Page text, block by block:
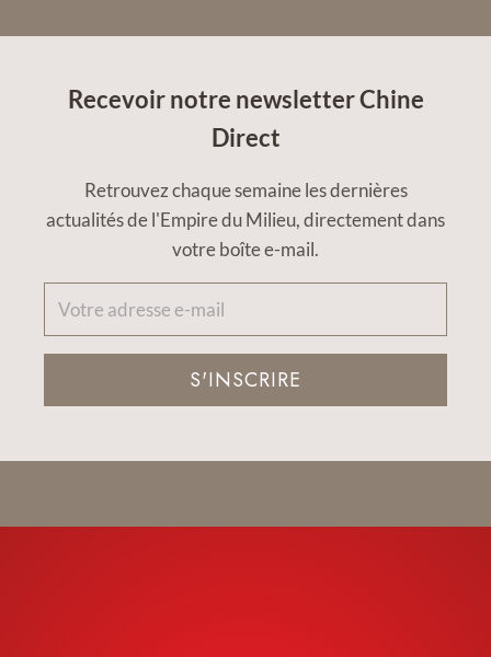
Recevoir notre newsletter Chine
Direct
Retrouvez chaque semaine les dernières
actualités de l'Empire du Milieu, directement dans
votre boîte e-mail.
S'INSCRIRE